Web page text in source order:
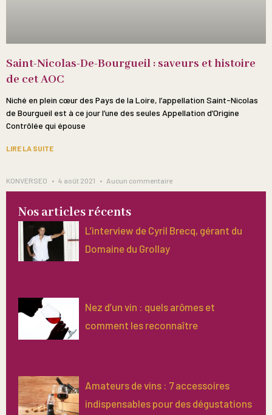
Nos articles récents
L’interview de Cyril Brecq, gérant du
Domaine du Grollay
Nez d’un vin : quels arômes et
comment les reconnaître
Amateurs de vins : 7 accessoires
indispensables pour des dégustations
Saint-Nicolas-De-Bourgueil : saveurs et histoire
de cet AOC
Niché en plein cœur des Pays de la Loire, l’appellation Saint-Nicolas
de Bourgueil est à ce jour l’une des seules Appellation d’Origine
Contrôlée qui épouse
LIRE LA SUITE
KONVERSEO 4 août 2021 Aucun commentaire